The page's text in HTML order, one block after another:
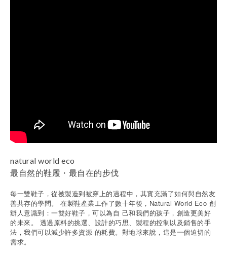
natural world eco
最自然的鞋履・最自在的步伐
每一雙鞋子，從被製造到被穿上的過程中，其實充滿了如何與自然友
善共存的學問。 在製鞋產業工作了數十年後，Natural World Eco 創
辦人意識到：一雙好鞋子，可以為自 己和我們的孩子，創造更美好
的未來。 透過原料的挑選、設計的巧思、製程的控制以及銷售的手
法，我們可以減少許多資源 的耗費。對地球來說，這是一個迫切的
需求。